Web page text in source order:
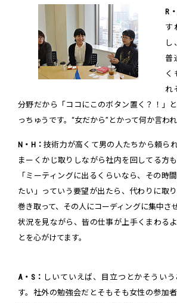
R
す
し
普
く
れ
分野だから「ココにこのボタン置く？！」
っちゅうです。“女だから”とかって何か言わ
N・H：技術力が高くて男の人たちから頼ら
まーくかじ取りしながら社内を回してる方
「ミーティングに出るくらいなら、その時
たい」っていう要望が出たら、代わりに取
巻き取って、その人にコーディングに集中さ
状況を見ながら、皆の仕事が上手くまわる
とを心がけてます。
A・S： しいていえば、目立つとかそうい
す。社外の勉強会だとそもそも女性の参加